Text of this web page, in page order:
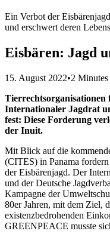
Ein Verbot der
und erschwert deren
Eisbären: Jagd
15. August 2022•2 Minutes
Internationaler Jagdrat
fest: Diese Forderung
der Inuit.
Mit Blick auf die
(CITES) in Panama
der Eisbärenjagd. Der
und der Deutsche
Kampagne der
80er Jahren, mit dem Ziel,
existenzbedrohenden
GREENPEACE musste